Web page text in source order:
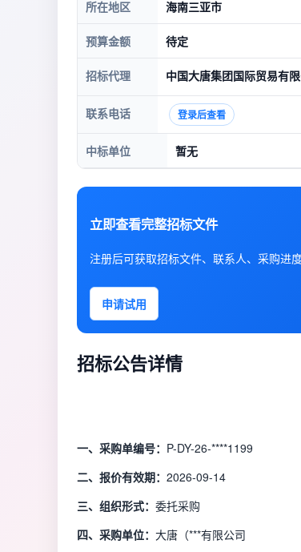
所在地区 海南三亚市
预算金额 待定
招标代理 中国大唐集团国际贸易有
联系电话 登录后查看
中标单位 暂无
立即查看完整招标文件
注册后可获取招标文件、联系人、采购进
申请试用
招标公告详情
一、采购单编号： P-DY-26-****1199
二、报价有效期： 2026-09-14
三、组织形式： 委托采购
四、采购单位： 大唐（***有限公司